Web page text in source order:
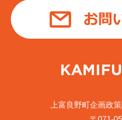
上富良野町企画政